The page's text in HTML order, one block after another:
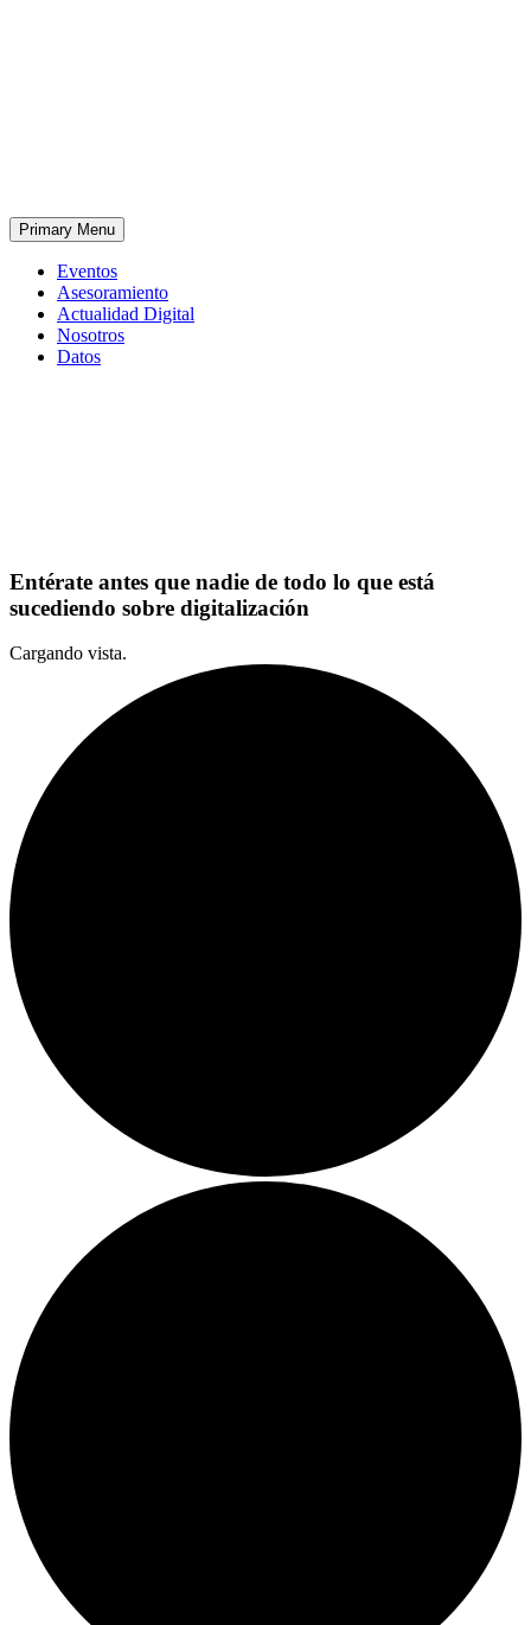
Primary Menu
Eventos
Asesoramiento
Actualidad Digital
Nosotros
Datos
Entérate antes que nadie de todo lo que está
sucediendo sobre digitalización
Cargando vista.